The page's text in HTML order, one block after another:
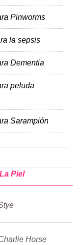
Pinworms
la sepsis
Dementia
peluda
Sarampión
Piel
Horse